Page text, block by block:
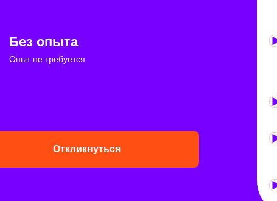
Откликнуться
Без опыта
Опыт не требуется